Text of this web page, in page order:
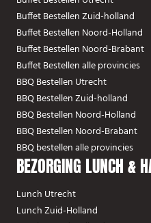
Buffet Bestellen Zuid-holland
Buffet Bestellen Noord-Holland
Buffet Bestellen Noord-Brabant
Buffet Bestellen alle provincies
BBQ Bestellen Utrecht
BBQ Bestellen Zuid-holland
BBQ Bestellen Noord-Holland
BBQ Bestellen Noord-Brabant
BBQ bestellen alle provincies
BEZORGING LUNCH &
Lunch Utrecht
Lunch Zuid-Holland